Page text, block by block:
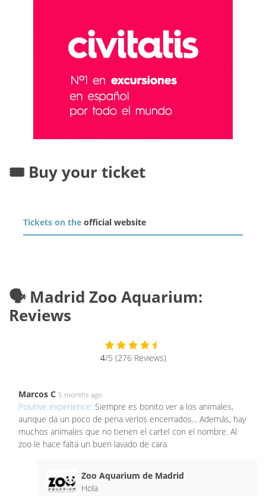
🎟️ Buy your ticket
Tickets on the official website
🗣️ Madrid Zoo Aquarium:
Reviews
4/5 (276 Reviews)
Marcos C 5 months ago
Positive experience: Siempre es bonito ver a los animales,
aunque da un poco de pena verlos encerrados... Además, hay
muchos animales que no tienen el cartel con el nombre. Al
zoo le hace falta un buen lavado de cara.
Zoo Aquarium de Madrid
Hola